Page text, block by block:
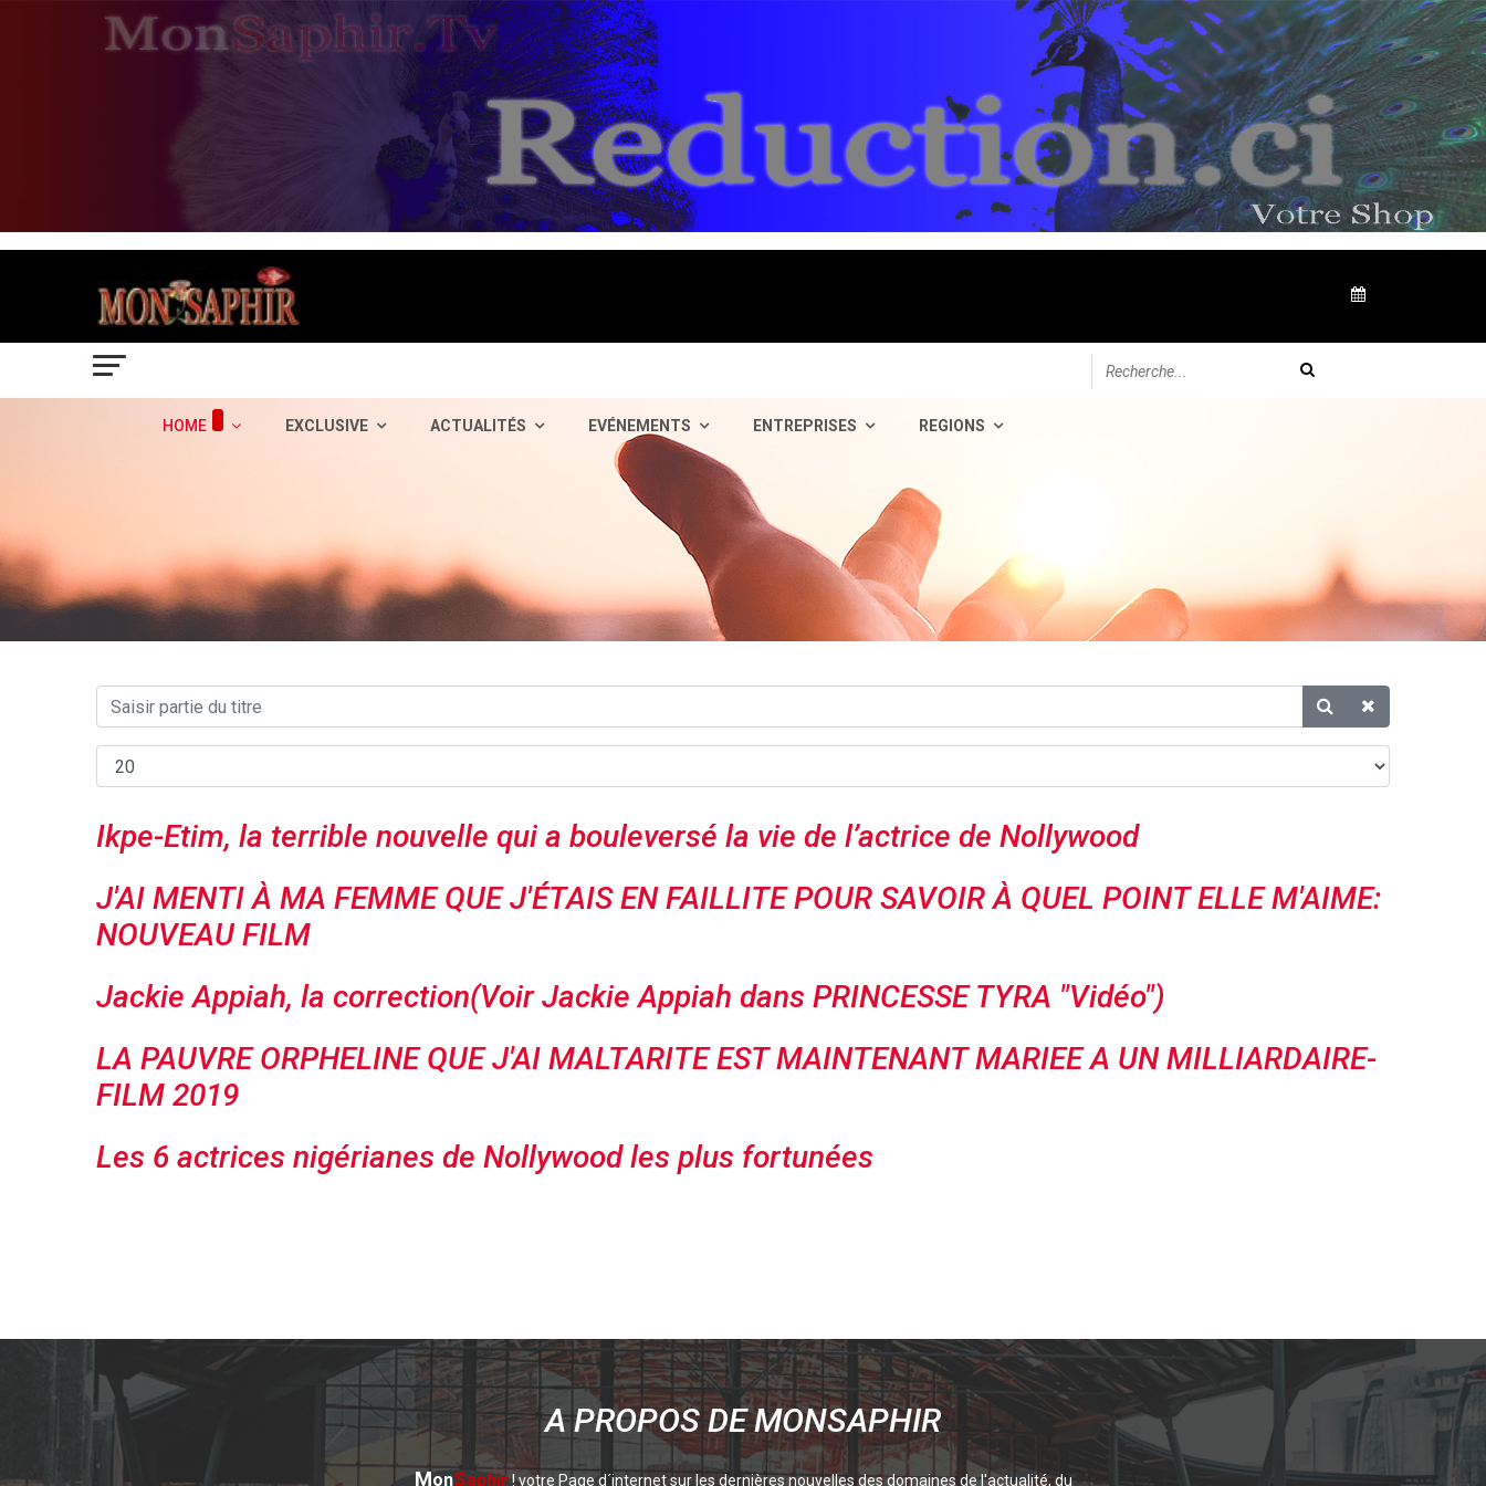
HOME EXCLUSIVE ACTUALITÉS EVÉNEMENTS ENTREPRISES REGIONS
Ikpe-Etim, la terrible nouvelle qui a bouleversé la vie de l’actrice de Nollywood
J'AI MENTI À MA FEMME QUE J'ÉTAIS EN FAILLITE POUR SAVOIR À QUEL POINT ELLE M'AIME:
NOUVEAU FILM
Jackie Appiah, la correction(Voir Jackie Appiah dans PRINCESSE TYRA "Vidéo")
LA PAUVRE ORPHELINE QUE J'AI MALTARITE EST MAINTENANT MARIEE A UN MILLIARDAIRE-
FILM 2019
Les 6 actrices nigérianes de Nollywood les plus fortunées
A PROPOS DE MONSAPHIR
MonSaphir! votre Page d´internet sur les dernières nouvelles des domaines de l'actualité, du